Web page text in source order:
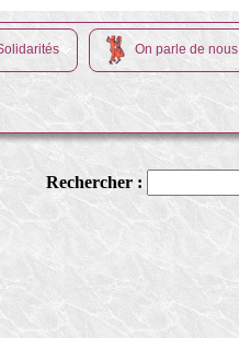
On parle de nous
Rechercher :